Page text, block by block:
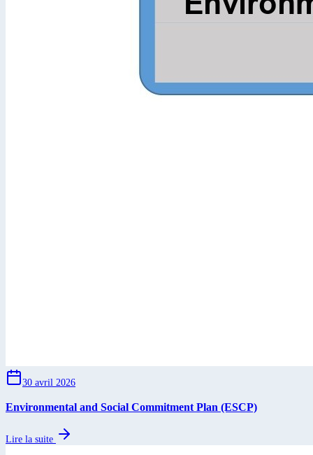
30 avril 2026
Environmental and Social Commitment Plan (ESCP)
Lire la suite